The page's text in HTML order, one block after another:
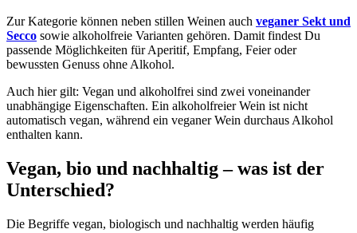
Zur Kategorie können neben stillen Weinen auch veganer Sekt und
Secco sowie alkoholfreie Varianten gehören. Damit findest Du
passende Möglichkeiten für Aperitif, Empfang, Feier oder
bewussten Genuss ohne Alkohol.
Auch hier gilt: Vegan und alkoholfrei sind zwei voneinander
unabhängige Eigenschaften. Ein alkoholfreier Wein ist nicht
automatisch vegan, während ein veganer Wein durchaus Alkohol
enthalten kann.
Vegan, bio und nachhaltig – was ist der
Unterschied?
Die Begriffe vegan, biologisch und nachhaltig werden häufig